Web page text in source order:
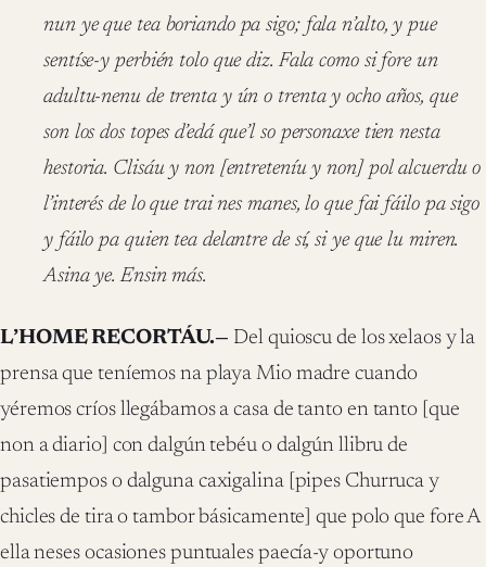
nun ye que tea boriando pa sigo; fala n’alto, y pue
sentíse-y perbién tolo que diz. Fala como si fore un
adultu-nenu de trenta y ún o trenta y ocho años, que
son los dos topes d’edá que’l so personaxe tien nesta
hestoria. Clisáu y non [entreteníu y non] pol alcuerdu o
l’interés de lo que trai nes manes, lo que fai fáilo pa sigo
y fáilo pa quien tea delantre de sí, si ye que lu miren.
Asina ye. Ensin más.
L’HOME RECORTÁU.— Del quioscu de los xelaos y la
prensa que teníemos na playa Mio madre cuando
yéremos críos llegábamos a casa de tanto en tanto [que
non a diario] con dalgún tebéu o dalgún llibru de
pasatiempos o dalguna caxigalina [pipes Churruca y
chicles de tira o tambor básicamente] que polo que fore A
ella neses ocasiones puntuales paecía-y oportuno